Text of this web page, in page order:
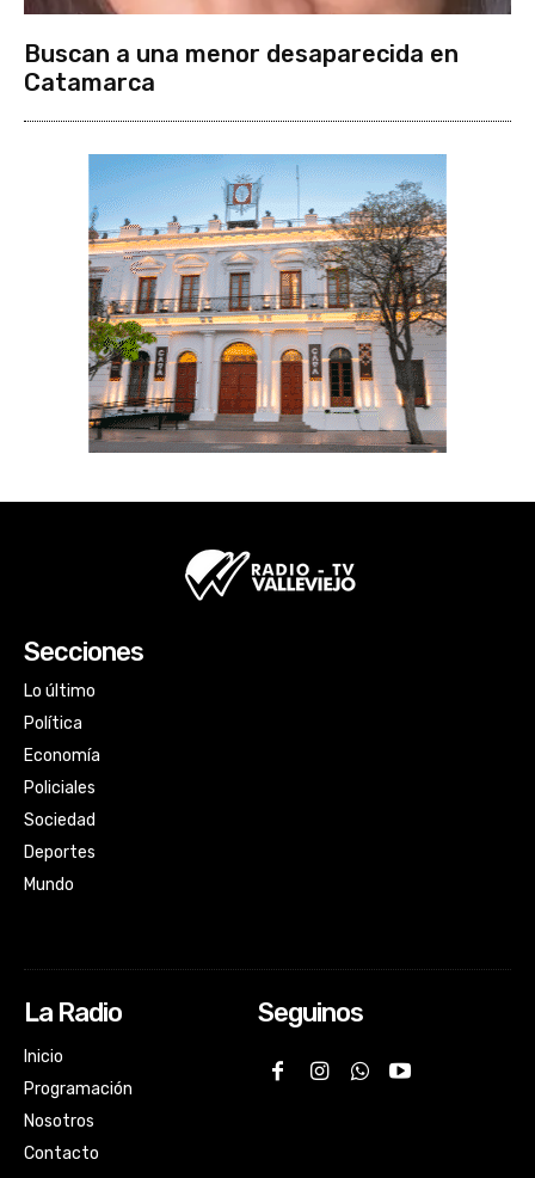
Buscan a una menor desaparecida en
Catamarca
Secciones
Lo último
Política
Economía
Policiales
Sociedad
Deportes
Mundo
La Radio
Inicio
Programación
Nosotros
Contacto
Seguinos